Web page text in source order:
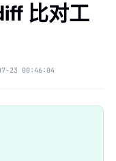
比对工
23 00:46:04